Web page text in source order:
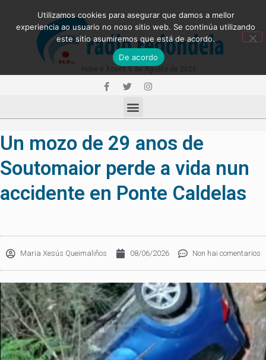
Un mozo de 29 anos de
Soutomaior perde a vida nun
accidente en Ponte Caldelas
Maria Xesús Queimaliños 08/06/2026 Non hai comentarios
Utilizamos cookies para asegurar que damos a mellor
experiencia ao usuario no noso sitio web. Se continúa utilizando
este sitio asumiremos que está de acordo.
De acordo